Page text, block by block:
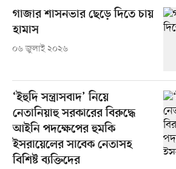
গাজার শাসনভার ছেড়ে দিতে চায়
হামাস
০৬ জুলাই ২০২৬
‘ইহুদি সন্ত্রাসবাদ’ নিয়ে
নেতানিয়াহু সরকারের বিরুদ্ধে
আইনি পদক্ষেপের হুমকি
ইসরায়েলের সাবেক নেতাসহ
বিশিষ্ট ব্যক্তিদের